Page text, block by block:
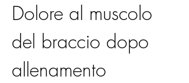
Dolore al muscolo
del braccio dopo
allenamento